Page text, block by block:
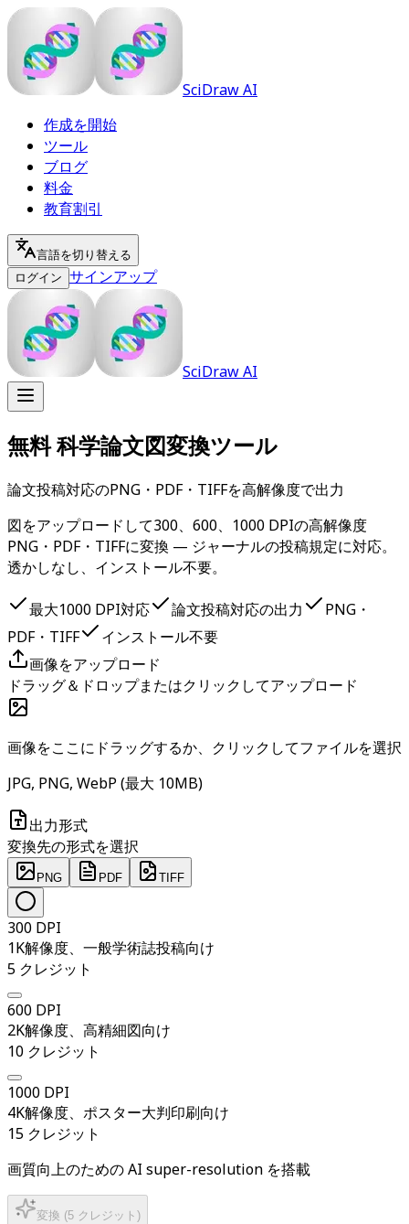
SciDraw AI
作成を開始
ツール
ブログ
料金
教育割引
言語を切り替える
ログイン サインアップ
SciDraw AI
無料 科学論文図変換ツール
論文投稿対応のPNG・PDF・TIFFを高解像度で出力
図をアップロードして300、600、1000 DPIの高解像度
PNG・PDF・TIFFに変換 — ジャーナルの投稿規定に対応。
透かしなし、インストール不要。
最大1000 DPI対応 論文投稿対応の出力
PNG・
PDF・TIFF
インストール不要
画像をアップロード
ドラッグ＆ドロップまたはクリックしてアップロード
画像をここにドラッグするか、クリックしてファイルを選択
JPG, PNG, WebP (最大 10MB)
出力形式
変換先の形式を選択
PNG PDF TIFF
300 DPI
1K解像度、一般学術誌投稿向け
5 クレジット
600 DPI
2K解像度、高精細図向け
10 クレジット
1000 DPI
4K解像度、ポスター大判印刷向け
15 クレジット
画質向上のための AI super-resolution を搭載
変換 (5 クレジット )